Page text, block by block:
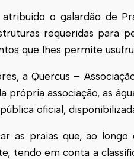
o galardão de
requeridas para
que lhes permite
a Quercus –
associação, as
oficial,
as praias que, ao
tendo em conta a